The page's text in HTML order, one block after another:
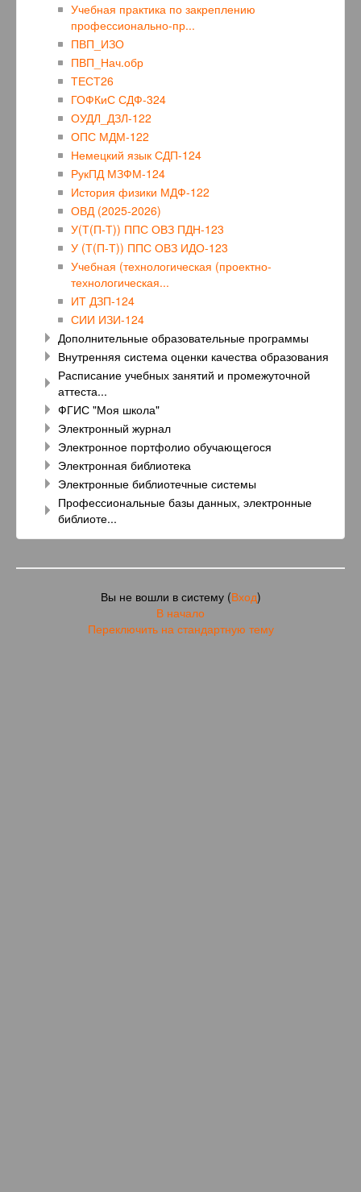
Учебная практика по закреплению
профессионально-пр...
ПВП_ИЗО
ПВП_Нач.обр
ТЕСТ26
ГОФКиС СДФ-324
ОУДЛ_ДЗЛ-122
ОПС МДМ-122
Немецкий язык СДП-124
РукПД МЗФМ-124
История физики МДФ-122
ОВД (2025-2026)
У(Т(П-Т)) ППС ОВЗ ПДН-123
У (Т(П-Т)) ППС ОВЗ ИДО-123
Учебная (технологическая (проектно-
технологическая...
ИТ ДЗП-124
СИИ ИЗИ-124
Дополнительные образовательные программы
Внутренняя система оценки качества образования
Расписание учебных занятий и промежуточной
аттеста...
ФГИС "Моя школа"
Электронный журнал
Электронное портфолио обучающегося
Электронная библиотека
Электронные библиотечные системы
Профессиональные базы данных, электронные
библиоте...
Вы не вошли в систему (Вход)
В начало
Переключить на стандартную тему